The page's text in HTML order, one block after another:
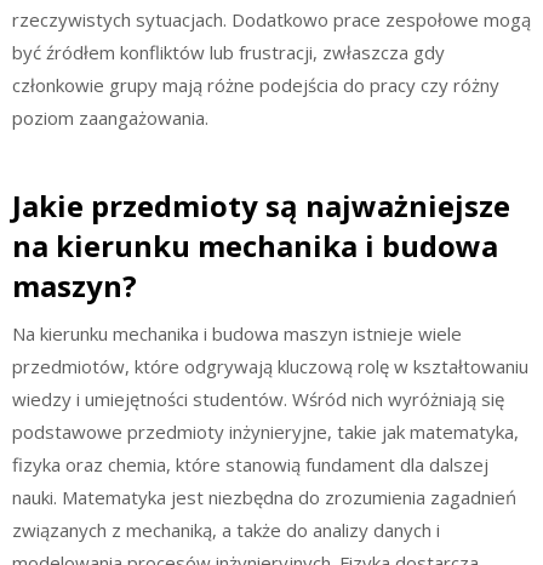
rzeczywistych sytuacjach. Dodatkowo prace zespołowe mogą
być źródłem konfliktów lub frustracji, zwłaszcza gdy
członkowie grupy mają różne podejścia do pracy czy różny
poziom zaangażowania.
Jakie przedmioty są najważniejsze
na kierunku mechanika i budowa
maszyn?
Na kierunku mechanika i budowa maszyn istnieje wiele
przedmiotów, które odgrywają kluczową rolę w kształtowaniu
wiedzy i umiejętności studentów. Wśród nich wyróżniają się
podstawowe przedmioty inżynieryjne, takie jak matematyka,
fizyka oraz chemia, które stanowią fundament dla dalszej
nauki. Matematyka jest niezbędna do zrozumienia zagadnień
związanych z mechaniką, a także do analizy danych i